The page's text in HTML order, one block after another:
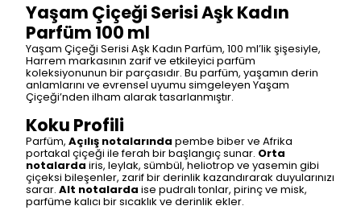
Yaşam Çiçeği Serisi Aşk Kadın
Parfüm 100 ml
Yaşam Çiçeği Serisi Aşk Kadın Parfüm, 100 ml’lik şişesiyle,
Harrem markasının zarif ve etkileyici parfüm
koleksiyonunun bir parçasıdır. Bu parfüm, yaşamın derin
anlamlarını ve evrensel uyumu simgeleyen Yaşam
Çiçeği’nden ilham alarak tasarlanmıştır.
Koku Profili
Parfüm, Açılış notalarında pembe biber ve Afrika
portakal çiçeği ile ferah bir başlangıç sunar. Orta
notalarda iris, leylak, sümbül, heliotrop ve yasemin gibi
çiçeksi bileşenler, zarif bir derinlik kazandırarak duyularınızı
sarar. Alt notalarda ise pudralı tonlar, pirinç ve misk,
parfüme kalıcı bir sıcaklık ve derinlik ekler.